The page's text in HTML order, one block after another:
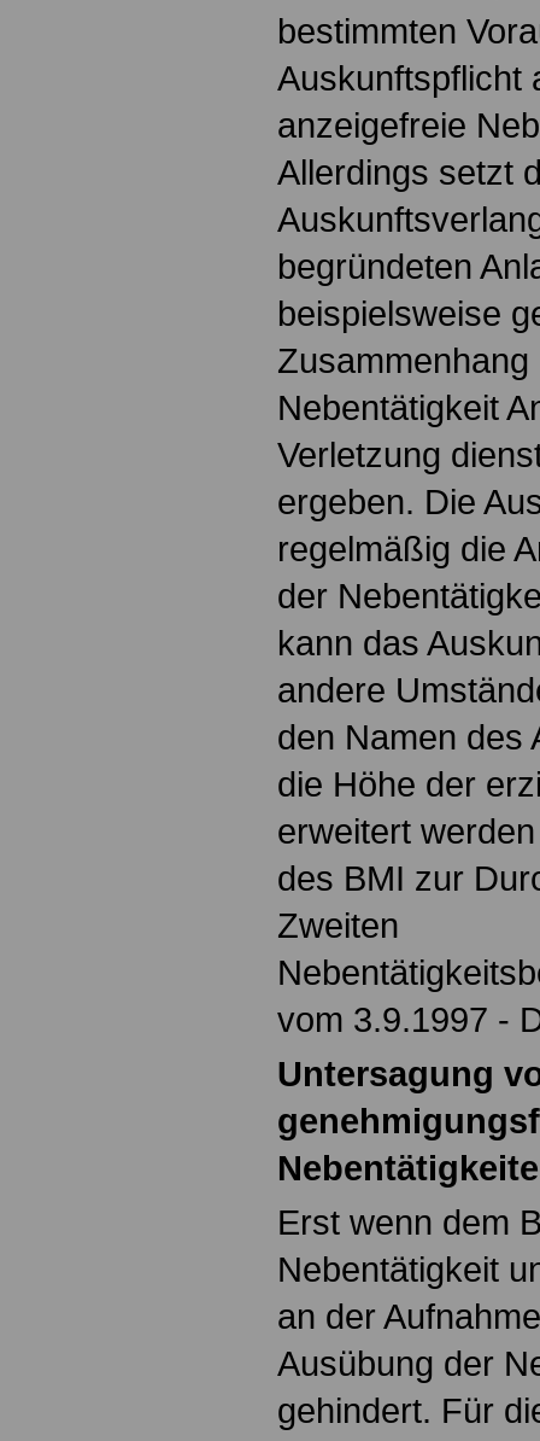
bestimmten
Auskunftspflicht
anzeigefreie
Allerdings setzt
begründeten
beispielsweise
Nebentätigkeit
Verletzung
ergeben. Die
regelmäßig die
der
kann das
andere
den Namen des
die Höhe der
erweitert
des BMI zur
Zweiten
vom 3.9.1997 -
Untersagung
Erst wenn dem
Nebentätigkeit
an der
Ausübung der
gehindert. Für